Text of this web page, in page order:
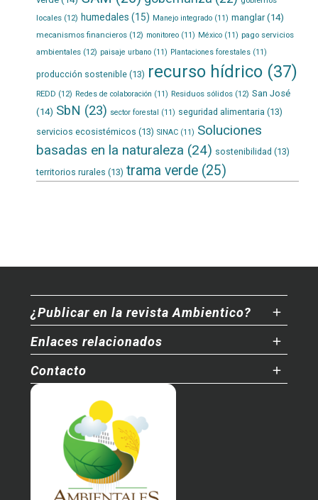
locales(12) humedales (15) Manejo integrado(11) manglar(14)
mecanismos financieros(12) monitoreo(11) México(11) pago servicios
ambientales(12) paisaje urbano(11) Plantaciones forestales(11)
producción sostenible(13) recurso hídrico(37)
REDD (12) Redes de colaboración (11) Residuos sólidos(12) San José
(14) SbN (23) sector forestal (11) seguridad alimentaria (13)
servicios ecosistémicos (13) SINAC(11) Soluciones
basadas en la naturaleza (24) sostenibilidad (13)
territorios rurales (13) trama verde(25)
¿Publicar en la revista Ambientico?
Enlaces relacionados
Contacto